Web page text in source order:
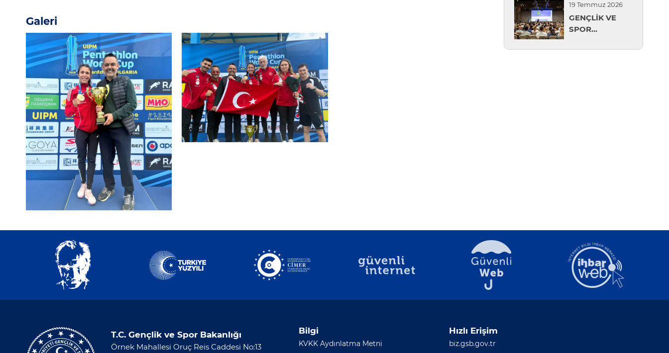
Galeri
GÜREŞ
ŞAMPİYONASI'NI
İZLEDİ
19 Temmuz 2026
GENÇLİK VE
SPOR
AVRUPA SPOR
T.C. Gençlik ve Spor Bakanlığı
Örnek Mahallesi Oruç Reis Caddesi No:13
Bilgi
KVKK Aydınlatma Metni
Hızlı Erişim
biz.gsb.gov.tr